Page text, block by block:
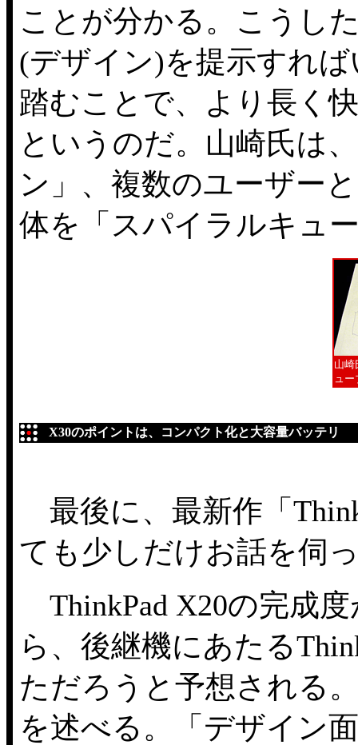
ことが分かる。こうし
(デザイン)を提示すれ
踏むことで、より長く
というのだ。山崎氏は
ン」、複数のユーザー
体を「スパイラルキュ
山崎
ュー
X30のポイントは、コンパクト化と大容量バッテリ
最後に、最新作「
ても少しだけお話を伺
ThinkPad X20の完成
ら、後継機にあたる
ただろうと予想される
を述べる。「デザイン